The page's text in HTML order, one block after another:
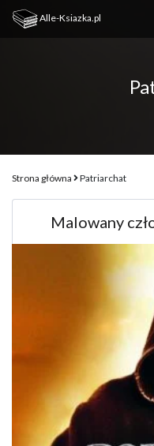
Alle-Ksiazka.pl
Strona główna Patriarchat
Malowany